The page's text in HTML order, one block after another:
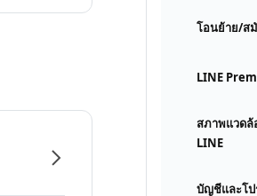
โอนย้าย/ส
LINE
สภาพแวดล้
LINE
บัญชีและโป